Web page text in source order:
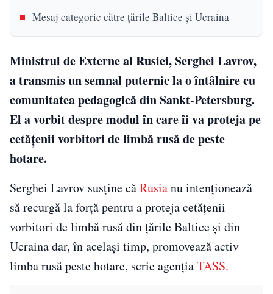
Mesaj categoric către țările Baltice și Ucraina
Ministrul de Externe al Rusiei, Serghei Lavrov,
a transmis un semnal puternic la o întâlnire cu
comunitatea pedagogică din Sankt-Petersburg.
El a vorbit despre modul în care îi va proteja pe
cetățenii vorbitori de limbă rusă de peste
hotare.
Serghei Lavrov susține căRusianu intenționează
să recurgă la forță pentru a proteja cetățenii
vorbitori de limbă rusă din țările Baltice și din
Ucraina dar, în același timp, promovează activ
limba rusă peste hotare, scrie agențiaTASS.